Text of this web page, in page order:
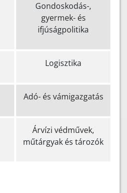
Gondoskodás-,
gyermek- és
ifjúságpolitika
Logisztika
Adó- és vámigazgatás
Árvízi védművek,
műtárgyak és tározók